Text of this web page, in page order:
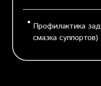
Профилактика
смазка